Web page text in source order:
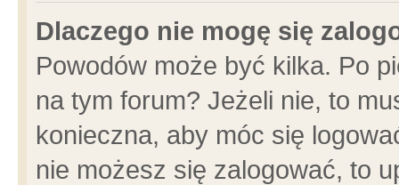
Dlaczego nie mogę się
Powodów może być kilka. Po
na tym forum? Jeżeli nie, to
konieczna, aby móc się
nie możesz się zalogować, to